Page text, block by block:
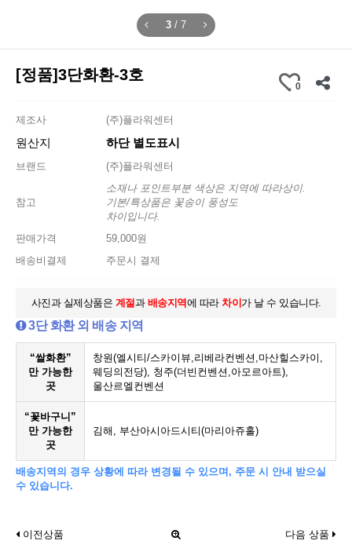
3 / 7
[정품]3단화환-3호
0
제조사 (주)플라워센터
원산지 하단 별도표시
브랜드 (주)플라워센터
참고
소재나 포인트부분 색상은 지역에 따라상이.
기본/특상품은 꽃송이 풍성도
차이입니다.
판매가격
59,000원
배송비결제
주문시 결제
사진과 실제상품은 계절과 배송지역에 따라 차이 가 날 수 있습니다.
3단 화환 외 배송 지역
“쌀화환”
만 가능한
곳
창원(엘시티/스카이뷰,리베라컨벤션,마산힐스카이,
웨딩의전당), 청주(더빈컨벤션,아모르아트),
울산르엘컨벤션
“꽃바구니”
만 가능한
곳
김해, 부산아시아드시티(마리아쥬홀)
배송지역의 경우 상황에 따라 변경될 수 있으며, 주문 시 안내 받으실
수 있습니다.
이전상품 다음 상품